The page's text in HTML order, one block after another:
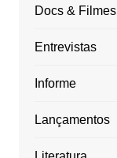
Docs & Filmes
Entrevistas
Informe
Lançamentos